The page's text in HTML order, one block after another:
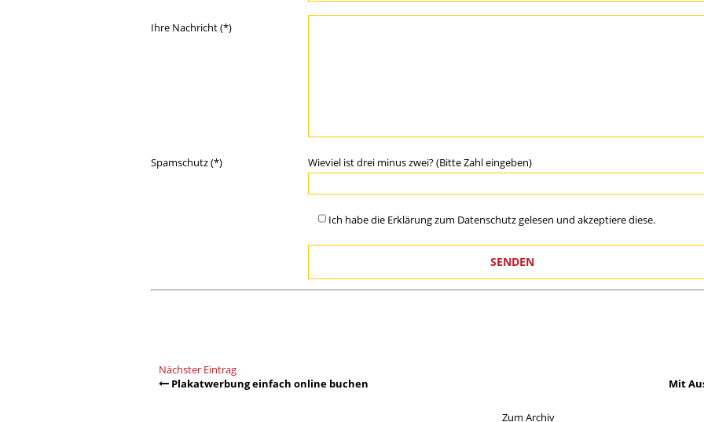
Ihre Nachricht (*)
Spamschutz (*) Wieviel ist drei minus zwei? (Bitte Zahl eingeben)
Ich habe die Erklärung zum Datenschutzgelesen und akzeptiere diese.
Nächster Eintrag
Plakatwerbung einfach online buchen
Mit
Zum Archiv